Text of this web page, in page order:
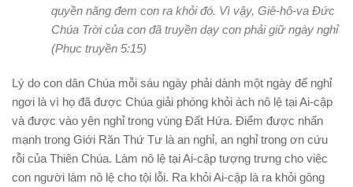
quyền năng đem con ra khỏi đó. Vì vậy, Giê-hô-va Đức
Chúa Trời của con đã truyền dạy con phải giữ ngày nghỉ
(Phục truyền 5:15)
Lý do con dân Chúa mỗi sáu ngày phải dành một ngày để nghỉ
ngơi là vì họ đã được Chúa giải phóng khỏi ách nô lệ tại Ai-cập
và được vào yên nghỉ trong vùng Đất Hứa. Điểm được nhấn
mạnh trong Giới Răn Thứ Tư là an nghỉ, an nghỉ trong ơn cứu
rỗi của Thiên Chúa. Làm nô lệ tại Ai-cập tượng trưng cho việc
con người làm nô lệ cho tội lỗi. Ra khỏi Ai-cập là ra khỏi gông